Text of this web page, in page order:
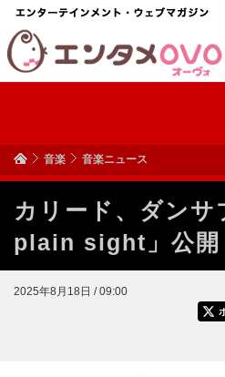
音楽 音楽ニュース
カリード、ダン
plain sight」公開
2025年8月18日 / 09:00